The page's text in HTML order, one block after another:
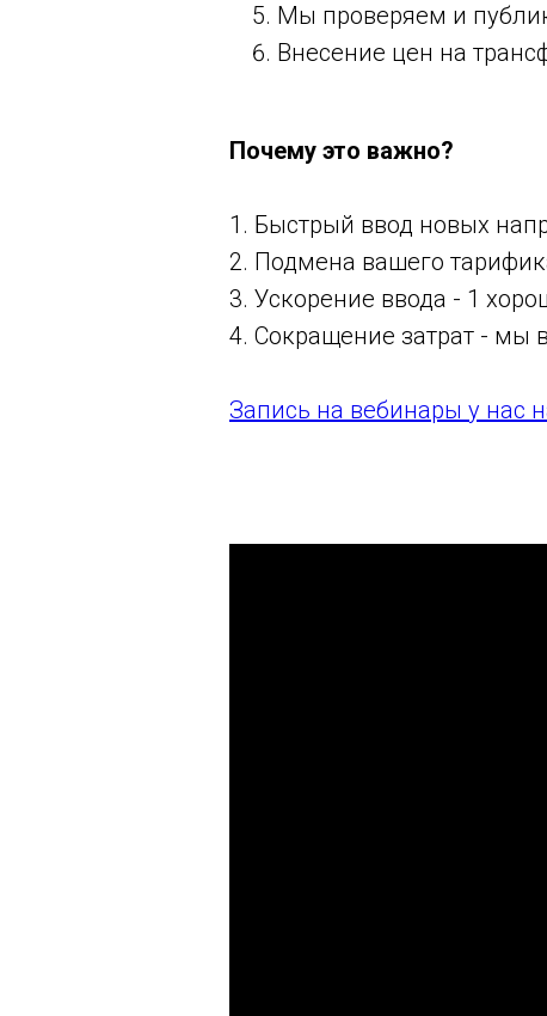
Мы проверяем и
Внесение цен на
Почему это важно?
1. Быстрый ввод новых
2. Подмена вашего
3. Ускорение ввода - 1
4. Сокращение затрат - мы
Запись на вебинары у нас